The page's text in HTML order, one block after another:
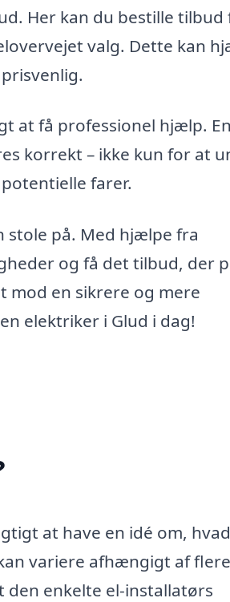
Her kan du bestille tilbud
valg. Dette kan
at få professionel hjælp. En
korrekt – ikke kun for at
farer.
stole på. Med hjælpe fra
og få det tilbud, der
mod en sikrere og mere
elektriker i Glud i dag!
at have en idé om,
variere afhængigt af flere
enkelte el-installatørs